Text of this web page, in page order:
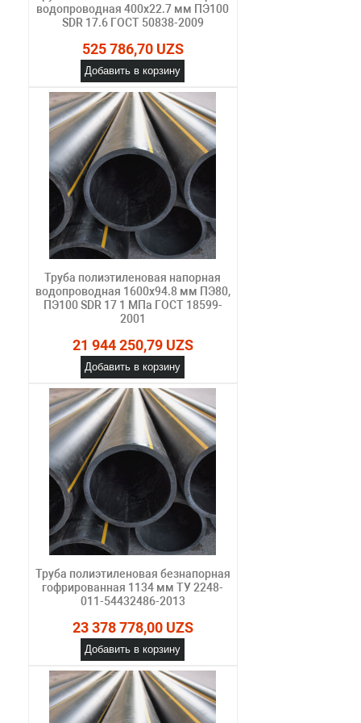
водопроводная 400х22.7 мм ПЭ100
SDR 17.6 ГОСТ 50838-2009
525 786,70 UZS
Добавить в корзину
Труба полиэтиленовая напорная
водопроводная 1600х94.8 мм ПЭ80,
ПЭ100 SDR 17 1 МПа ГОСТ 18599-
2001
21 944 250,79 UZS
Добавить в корзину
Труба полиэтиленовая безнапорная
гофрированная 1134 мм ТУ 2248-
011-54432486-2013
23 378 778,00 UZS
Добавить в корзину